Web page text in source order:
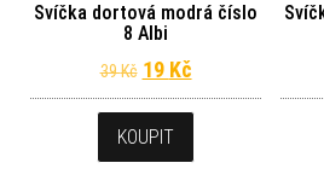
Svíčka dortová modrá číslo
8 Albi
39Kč Původní cena byla:
19 KčAktuální cena
KOUPIT